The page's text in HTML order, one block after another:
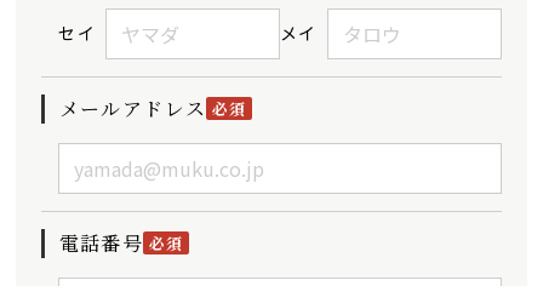
セイ メイ
メールアドレス 必須
電話番号 必須